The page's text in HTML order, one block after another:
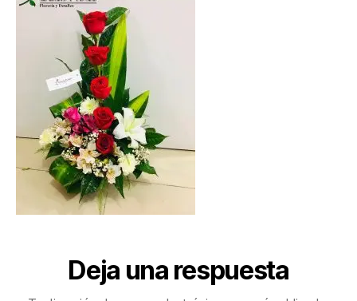
Deja una respuesta